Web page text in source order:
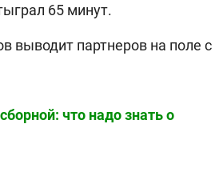
65 минут.
выводит партнеров на поле с
что надо знать о